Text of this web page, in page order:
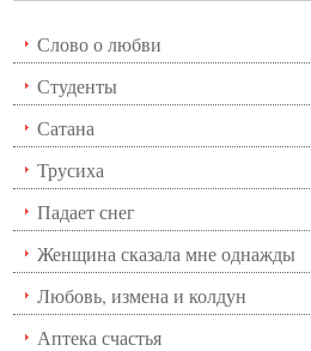
Слово о любви
Студенты
Сатана
Трусиха
Падает снег
Женщина сказала мне однажды
Любовь, измена и колдун
Аптека счастья